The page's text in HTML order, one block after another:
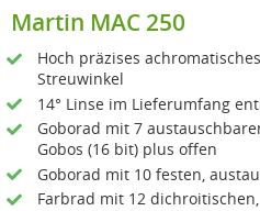
Martin MAC 250
Hoch präzises
Streuwinkel
14° Linse im Lieferumfang
Goborad mit 7
Gobos (16 bit) plus offen
Goborad mit 10 festen,
Farbrad mit 12